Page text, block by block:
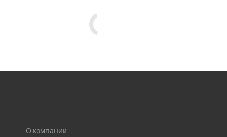
О компании